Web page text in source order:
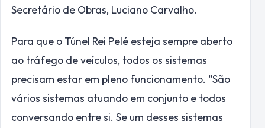
Secretário de Obras, Luciano Carvalho.
Para que o Túnel Rei Pelé esteja sempre aberto
ao tráfego de veículos, todos os sistemas
precisam estar em pleno funcionamento. “São
vários sistemas atuando em conjunto e todos
conversando entre si. Se um desses sistemas